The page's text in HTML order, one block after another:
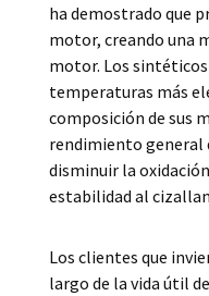
ha demostrado que
motor, creando una
motor. Los
temperaturas más
composición de sus
rendimiento general
disminuir la
estabilidad al
Los clientes que
largo de la vida útil